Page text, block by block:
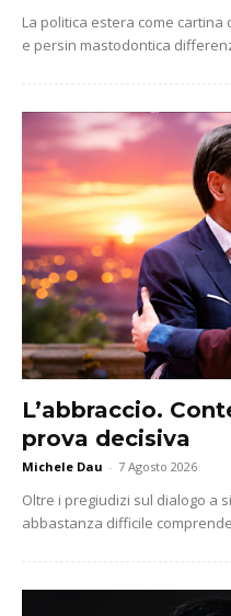
La politica estera come
e persin mastodontica
L’abbraccio.
prova decisiva
Michele Dau - 7 Agosto 2026
Oltre i pregiudizi sul dialogo a
abbastanza difficile